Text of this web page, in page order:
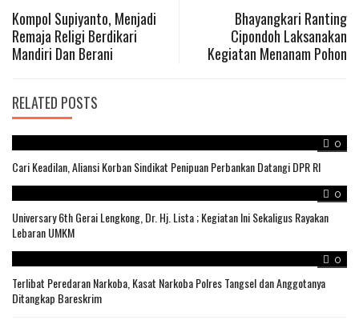
navigation
Kompol Supiyanto, Menjadi
Remaja Religi Berdikari
Mandiri Dan Berani
Bhayangkari Ranting
Cipondoh Laksanakan
Kegiatan Menanam Pohon
RELATED POSTS
0
Cari Keadilan, Aliansi Korban Sindikat Penipuan Perbankan Datangi DPR RI
0
Universary 6th Gerai Lengkong, Dr. Hj. Lista ; Kegiatan Ini Sekaligus Rayakan
Lebaran UMKM
0
Terlibat Peredaran Narkoba, Kasat Narkoba Polres Tangsel dan Anggotanya
Ditangkap Bareskrim